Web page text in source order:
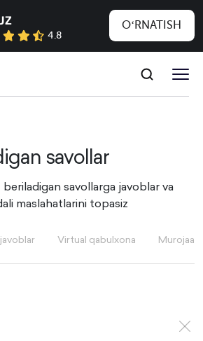
4.8
OʻRNATISH
savollar
savollarga javoblar va
maslahatlarini topasiz
Virtual qabulxona